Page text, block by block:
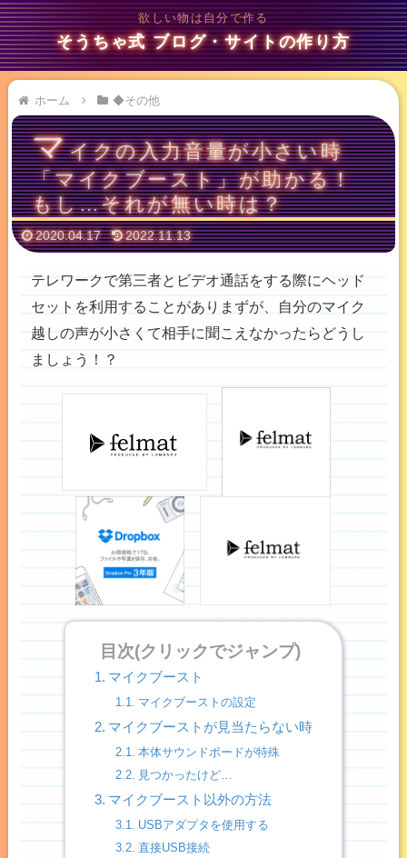
欲しい物は自分で作る
そうちゃ式 ブログ・サイトの作り方
ホーム ◆その他
マイクの入力音量が小さい時
「マイクブースト」が助かる！
もし…それが無い時は？
2020.04.17 2022.11.13
テレワークで第三者とビデオ通話をする際にヘッド
セットを利用することがありまずが、自分のマイク
越しの声が小さくて相手に聞こえなかったらどうし
ましょう！？
目次(クリックでジャンプ)
マイクブースト
マイクブーストの設定
マイクブーストが見当たらない時
本体サウンドボードが特殊
見つかったけど…
マイクブースト以外の方法
USBアダプタを使用する
直接USB接続